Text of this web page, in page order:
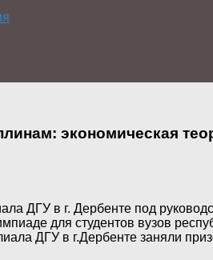
экономическая
ДГУ в г. Дербенте под
для студентов вузов
ДГУ в г.Дербенте заняли